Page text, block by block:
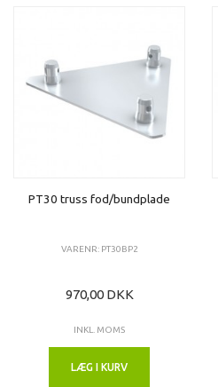
PT30 truss fod/bundplade
VARENR: PT30BP2
970,00 DKK
INKL. MOMS
LÆG I KURV